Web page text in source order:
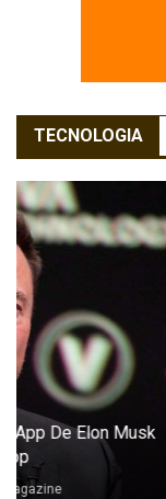
TECNOLOGIA
ALS News
El Combat
Podría Marcar
Capacidades De
8 de octubre de